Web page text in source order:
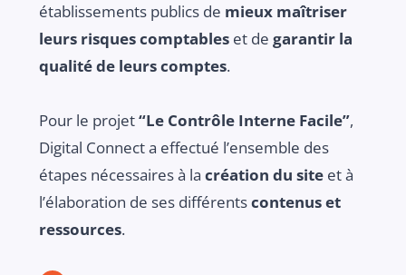
établissements publics de mieux maîtriser
leurs risques comptableset de garantir la
qualité de leurs comptes.
Pour le projet“Le Contrôle Interne Facile”,
Digital Connect a effectué l’ensemble des
étapes nécessaires à la création du siteet à
l’élaboration de ses différentscontenus et
ressources.